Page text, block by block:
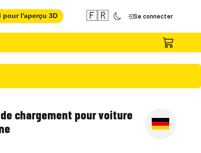
pour l'aperçu 3D 🇫🇷 Se connecter
chargement pour voiture